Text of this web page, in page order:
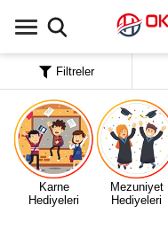
Karne
Hediyeleri
Mezuniyet
Hediyeleri
Filtreler